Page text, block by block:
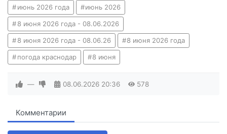
июнь 2026 года июнь 2026
8 июня 2026 года - 08.06.2026
8 июня 2026 года - 08.06.26 8 июня 2026 года
погода краснодар 8 июня
— 08.06.2026 20:36 578
Комментарии